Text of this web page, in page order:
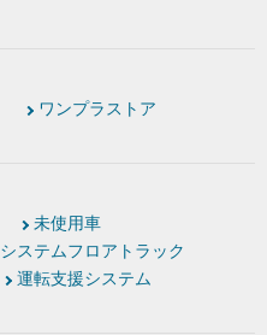
ワンプラストア
未使用車
システムフロアトラック
運転支援システム